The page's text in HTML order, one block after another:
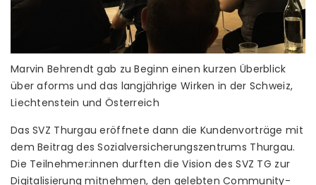
Marvin Behrendt gab zu Beginn einen kurzen Überblick
über aforms und das langjährige Wirken in der Schweiz,
Liechtenstein und Österreich
Das SVZ Thurgau eröffnete dann die Kundenvorträge mit
dem Beitrag des Sozialversicherungszentrums Thurgau.
Die Teilnehmer:innen durften die Vision des SVZ TG zur
Digitalisierung mitnehmen, den gelebten Community-